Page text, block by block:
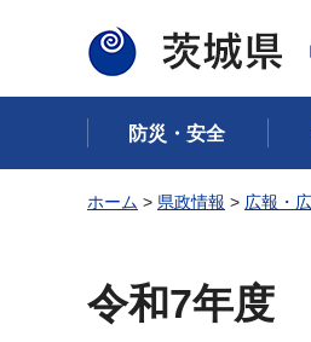
茨城県
防災・安全
ホーム > 県政情報 > 広報・
令和7年度